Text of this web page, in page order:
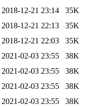
2018-12-21 23:14
35K
2018-12-21 22:13
35K
2018-12-21 22:03
35K
2021-02-03 23:55
38K
2021-02-03 23:55
38K
2021-02-03 23:55
38K
2021-02-03 23:55
38K